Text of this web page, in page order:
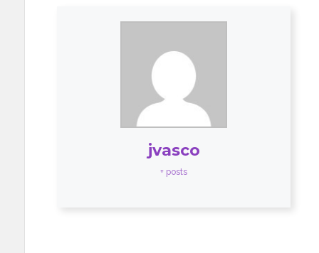
jvasco
+ posts